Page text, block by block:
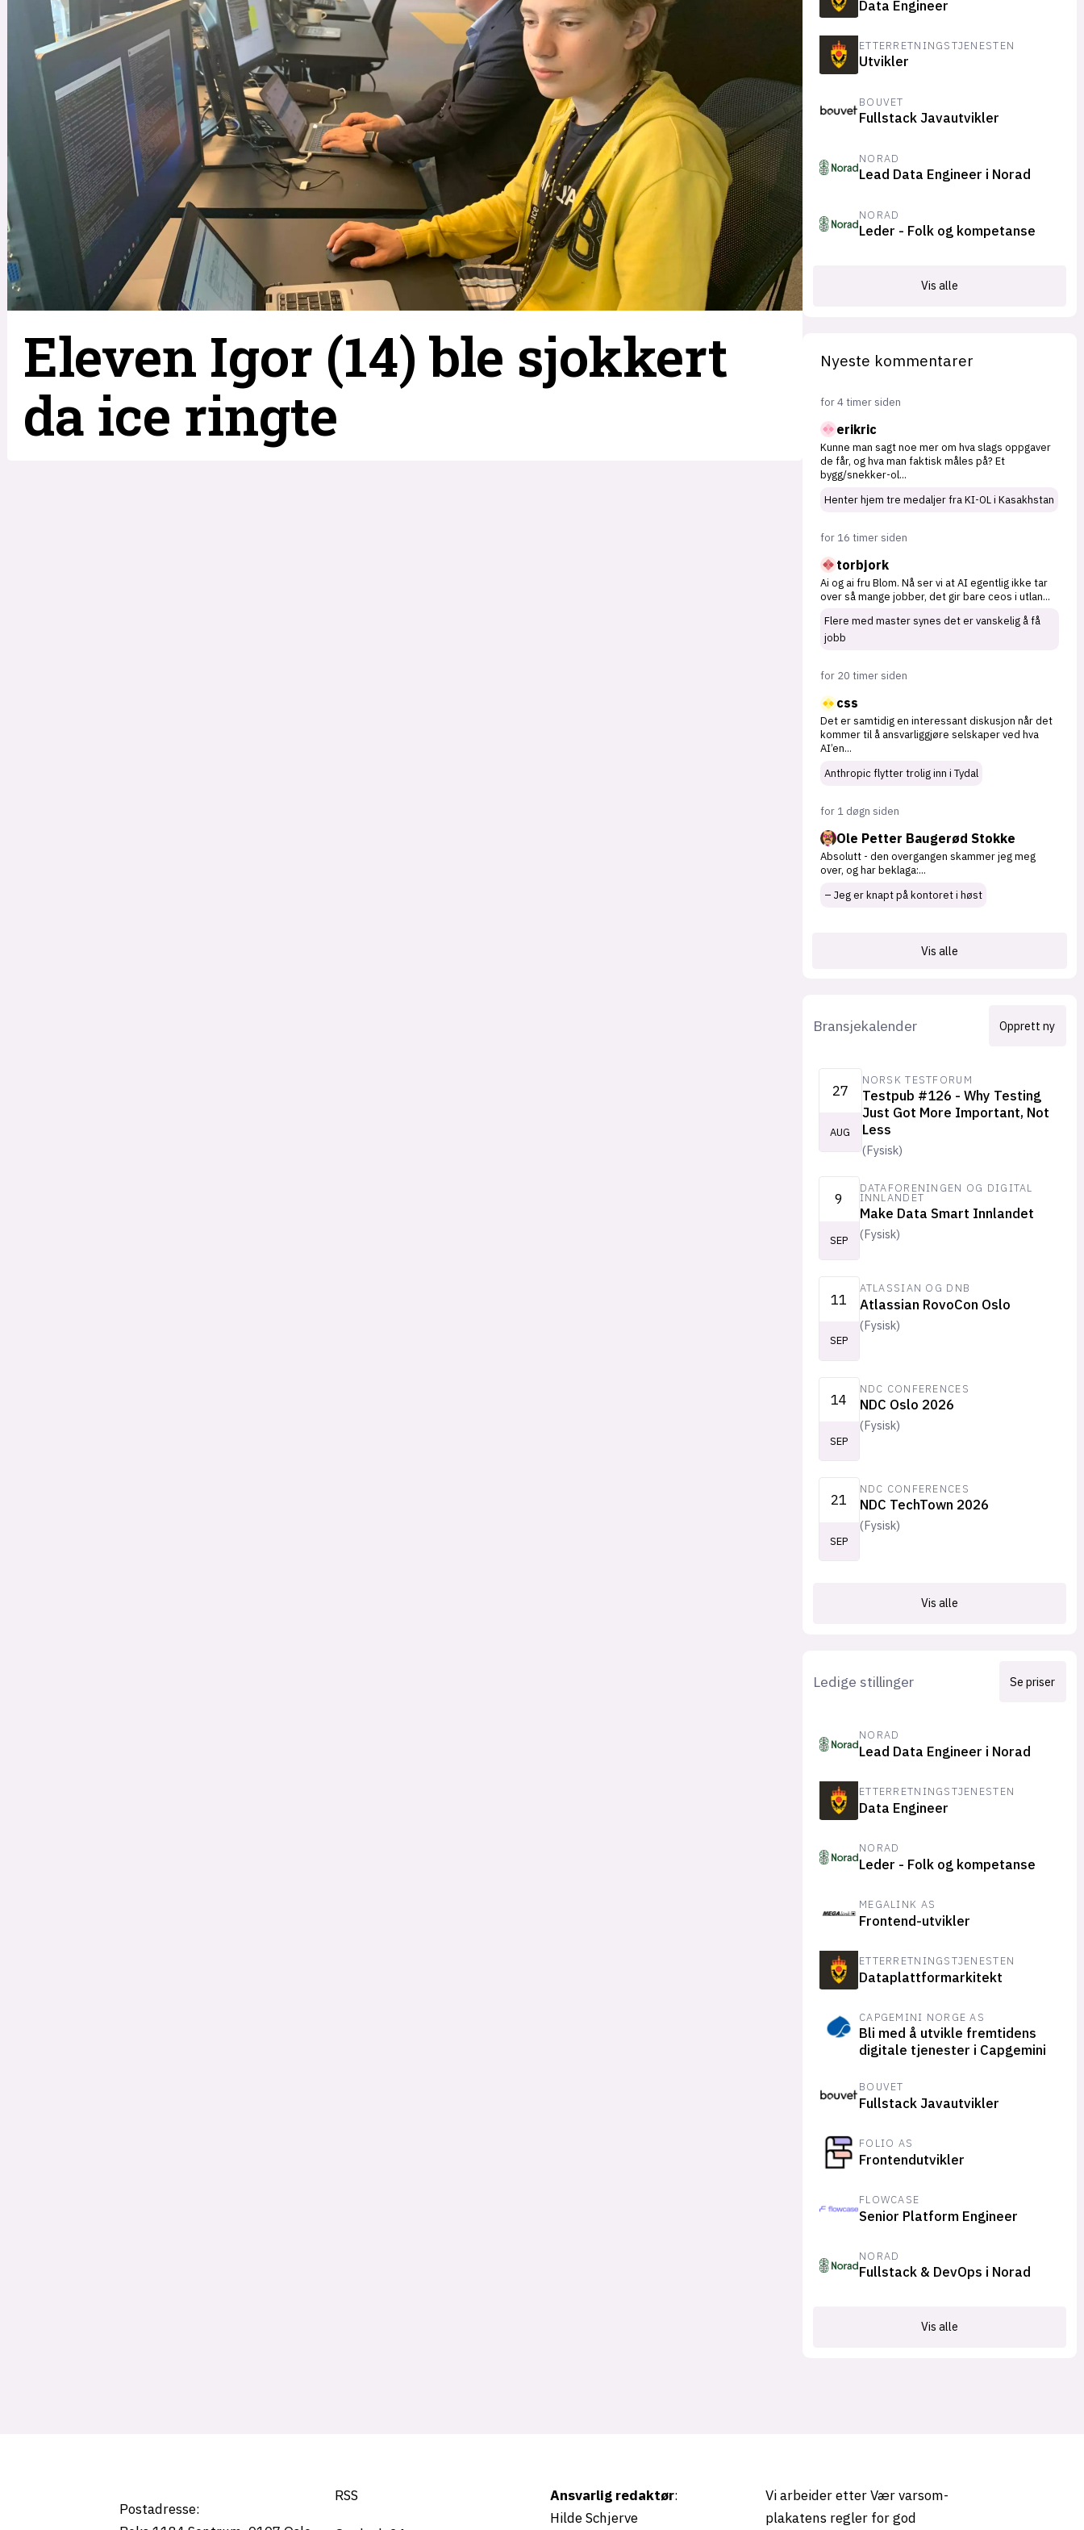
Eleven Igor (14) ble sjokkert
da ice ringte
suksesshistorier
Bli firmapartner
Data Engineer
ETTERRETNINGSTJENESTEN
Utvikler
BOUVET
Fullstack Javautvikler
NORAD
Lead Data Engineer i Norad
NORAD
Leder - Folk og kompetanse
Vis alle
Nyeste kommentarer
for 4 timer siden
erikric
Kunne man sagt noe mer om hva slags oppgaver
de får, og hva man faktisk måles på? Et
bygg/snekker-ol...
Henter hjem tre medaljer fra KI-OL i Kasakhstan
for 16 timer siden
torbjork
Ai og ai fru Blom. Nå ser vi at AI egentlig ikke tar
over så mange jobber, det gir bare ceos i utlan...
Flere med master synes det er vanskelig å få
jobb
for 20 timer siden
css
Det er samtidig en interessant diskusjon når det
kommer til å ansvarliggjøre selskaper ved hva
AI’en...
Anthropic flytter trolig inn i Tydal
for 1 døgn siden
Ole Petter Baugerød Stokke
Absolutt - den overgangen skammer jeg meg
over, og har beklaga:...
– Jeg er knapt på kontoret i høst
Vis alle
Bransjekalender Opprett ny
27
AUG
NORSK TESTFORUM
Testpub #126 - Why Testing
Just Got More Important, Not
Less
(Fysisk)
9
SEP
DATAFORENINGEN OG DIGITAL
INNLANDET
Make Data Smart Innlandet
(Fysisk)
11
SEP
ATLASSIAN OG DNB
Atlassian RovoCon Oslo
(Fysisk)
14
SEP
NDC CONFERENCES
NDC Oslo 2026
(Fysisk)
21
SEP
NDC CONFERENCES
NDC TechTown 2026
(Fysisk)
Vis alle
Ledige stillinger Se priser
NORAD
Lead Data Engineer i Norad
ETTERRETNINGSTJENESTEN
Data Engineer
NORAD
Leder - Folk og kompetanse
MEGALINK AS
Frontend-utvikler
ETTERRETNINGSTJENESTEN
Dataplattformarkitekt
CAPGEMINI NORGE AS
Bli med å utvikle fremtidens
digitale tjenester i Capgemini
BOUVET
Fullstack Javautvikler
FOLIO AS
Frontendutvikler
FLOWCASE
Senior Platform Engineer
NORAD
Fullstack & DevOps i Norad
Vis alle
Postadresse:
RSS Ansvarlig redaktør:
Hilde Schjerve
Vi arbeider etter Vær varsom-
plakatens regler for god